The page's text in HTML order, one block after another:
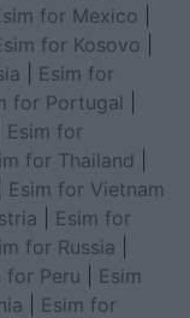
for Mexico
for Kosovo
Esim for
for Portugal
Esim for
for Thailand
Esim for Vietnam
Esim for
for Russia
for Peru
Esim
Esim for